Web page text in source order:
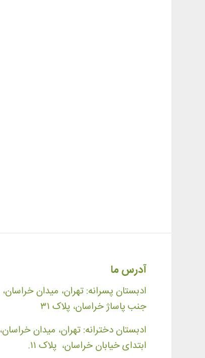
آدرس ما
ادبستان پسرانه: تهران، میدان خراسان،
جنب پاساژ خراسان، پلاک ۳۱
ادبستان دخترانه: تهران، میدان خراسان،
ابتدای خیابان خراسان، پلاک ۱۱.